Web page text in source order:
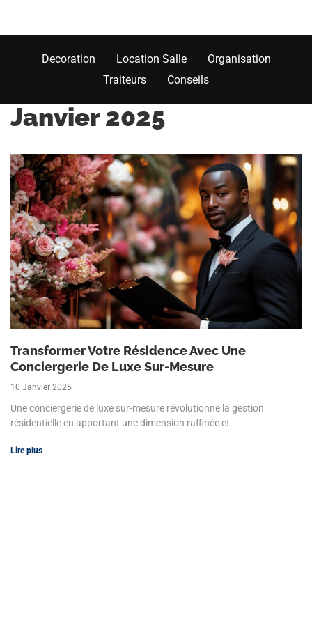
Decoration Location Salle
Organisation
Traiteurs
Conseils
Janvier 2025
Transformer Votre Résidence Avec Une
Conciergerie De Luxe Sur-Mesure
10 Janvier 2025
Une conciergerie de luxe sur-mesure révolutionne la gestion
résidentielle en apportant une dimension raffinée et
Lire plus